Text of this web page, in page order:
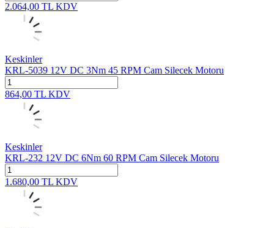
2.064,00 TL KDV
Keskinler
KRL-5039 12V DC 3Nm 45 RPM Cam Silecek Motoru
864,00 TL KDV
Keskinler
KRL-232 12V DC 6Nm 60 RPM Cam Silecek Motoru
1.680,00 TL KDV